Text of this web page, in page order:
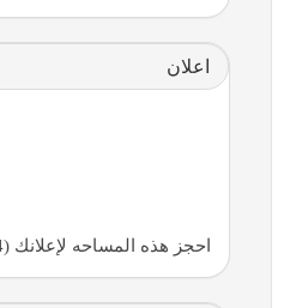
اعلان
احجز هذه المساحه لإعلانك (ad4)